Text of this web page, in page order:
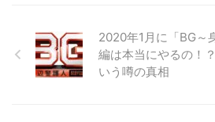
2020年1月に「BG～
編は本当にやるの！
いう噂の真相